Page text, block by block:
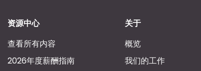
资源中心
查看所有内容
2026年度薪酬指南
关于
概览
我们的工作